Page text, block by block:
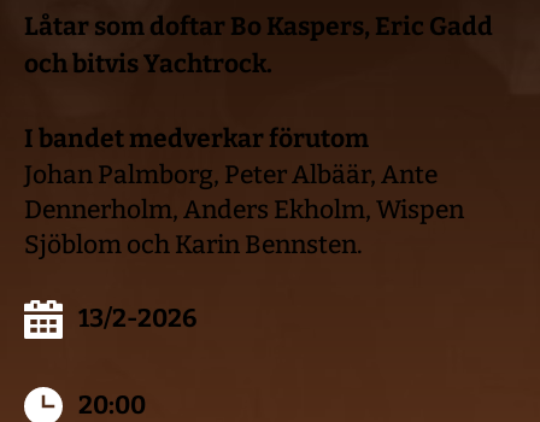
Låtar som doftar Bo Kaspers, Eric Gadd
och bitvis Yachtrock.
I bandet medverkar förutom
Johan Palmborg, Peter Albäär, Ante
Dennerholm, Anders Ekholm, Wispen
Sjöblom och Karin Bennsten.
13/2-2026
20:00